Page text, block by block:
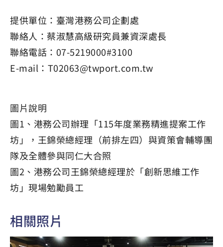
提供單位：臺灣港務公司企劃處
聯絡人：蔡淑慧高級研究員兼資深處長
聯絡電話：07-5219000#3100
E-mail：T02063@twport.com.tw
圖片說明
圖1、港務公司辦理「115年度業務精進提案工作
坊」，王錦榮總經理（前排左四）與資策會輔導團
隊及全體參與同仁大合照
圖2、港務公司王錦榮總經理於「創新思維工作
坊」現場勉勵員工
相關照片